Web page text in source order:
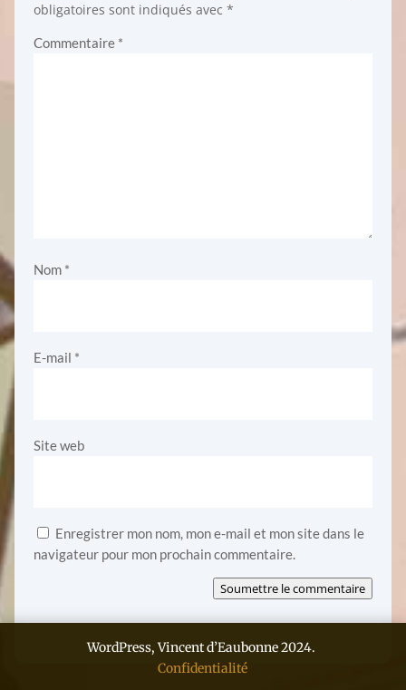
obligatoires sont indiqués avec *
Commentaire *
Nom *
E-mail *
Site web
Enregistrer mon nom, mon e-mail et mon site dans le
navigateur pour mon prochain commentaire.
Soumettre le commentaire
WordPress, Vincent d’Eaubonne 2024.
Confidentialité